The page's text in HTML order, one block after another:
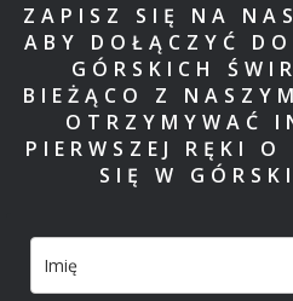
ZAPISZ SIĘ NA
ABY DOŁĄCZYĆ
GÓRSKICH
BIEŻĄCO Z
OTRZYMYWAĆ
PIERWSZEJ RĘKI
SIĘ W